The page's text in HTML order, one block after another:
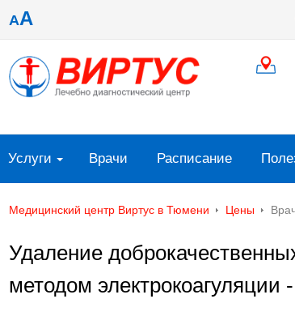
AA
Услуги Врачи Расписание
Медицинский центр Виртус в Тюмени Цены
Удаление
методом электрокоагуляции